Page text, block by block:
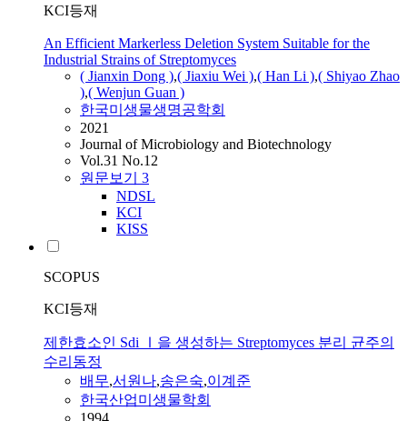
KCI등재
An Efficient Markerless Deletion System Suitable for the
Industrial Strains of Streptomyces
( Jianxin Dong ),( Jiaxiu Wei ),( Han Li ),( Shiyao Zhao
),( Wenjun Guan )
한국미생물생명공학회
2021
Journal of Microbiology and Biotechnology
Vol.31 No.12
원문보기 3
NDSL
KCI
KISS
SCOPUS
KCI등재
제한효소인 Sdi Ⅰ을 생성하는 Streptomyces 분리 균주의
수리동정
배무,서원나,송은숙,이계준
한국산업미생물학회